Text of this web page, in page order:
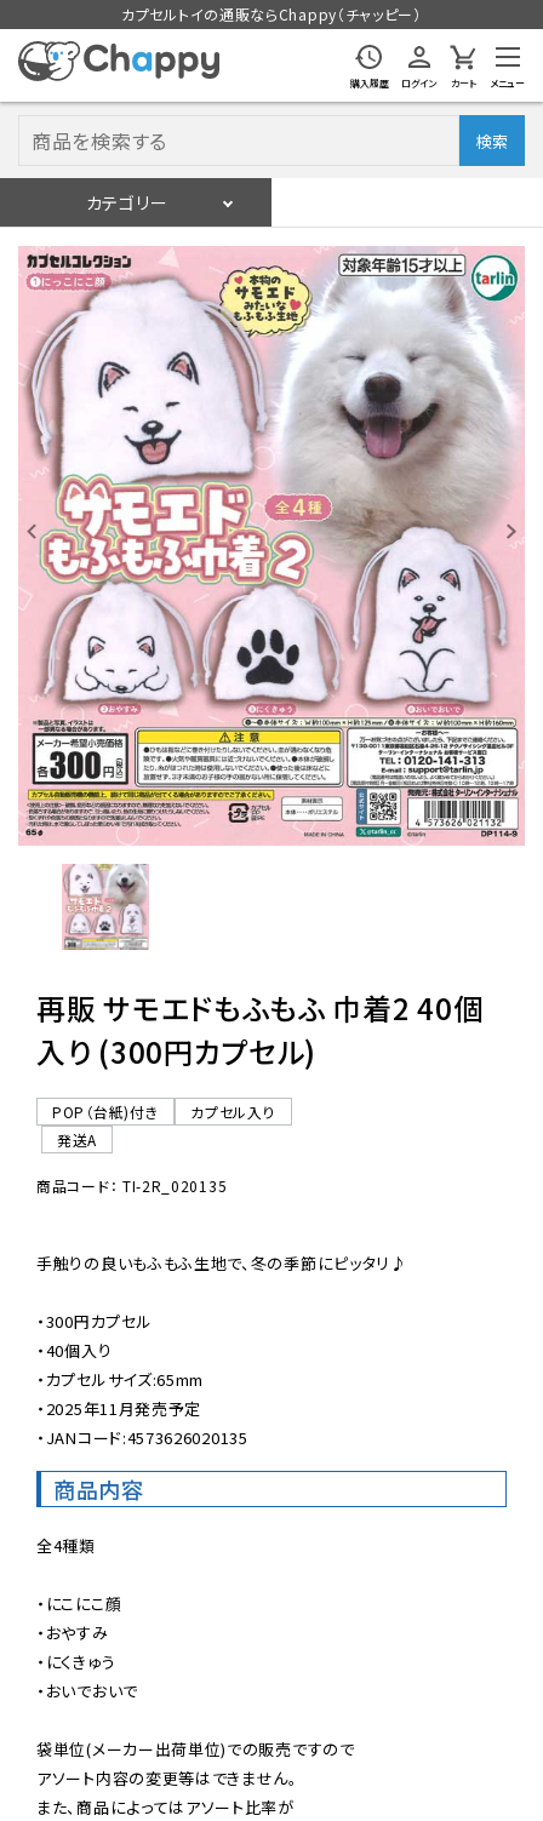
カプセルトイの通販ならChappy（チャッピー）
購入履歴 ログイン カート メニュー
検索
カテゴリー
ログイン 会員登録
入荷スケジュールをチェック
カプセルトイマシン本体
カプセルトイ
販促用空カプセル
レンタル
景品・玩具・文具
販促用カプセルトイ
よくあるご質問
06-6282-7659
再販 サモエドもふもふ 巾着2 40個
入り (300円カプセル)
POP（台紙)付き
カプセル入り
発送A
商品コード： TI-2R_020135
手触りの良いもふもふ生地で、冬の季節にピッタリ♪
・300円カプセル
・40個入り
・カプセルサイズ:65mm
・2025年11月発売予定
・JANコード:4573626020135
商品内容
全4種類
・にこにこ顔
・おやすみ
・にくきゅう
・おいでおいで
袋単位(メーカー出荷単位)での販売ですので
アソート内容の変更等はできません。
また、商品によってはアソート比率が